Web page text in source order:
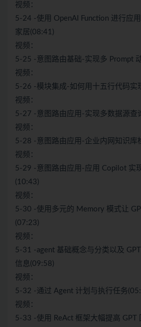
视频：
5-24 -使用 OpenAI Function 进行应
家居(08:41)
视频：
5-25 -意图路由基础-实现多 Prompt
视频：
5-26 -模块集成-如何用十五行代码实
视频：
5-27 -意图路由应用-实现多数据源查
视频：
5-28 -意图路由应用-企业内网知识库
视频：
5-29 -意图路由应用-应用 Copilot 实
(10:43)
视频：
5-30 -使用多元的 Memory 模式让
(07:23)
视频：
5-31 -agent 基础概念与分类以及
信息(09:58)
视频：
5-32 -通过 Agent 计划与执行任务
视频：
5-33 -使用 ReAct 框架大幅提高 GPT